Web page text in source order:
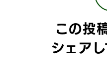
この投
シェア